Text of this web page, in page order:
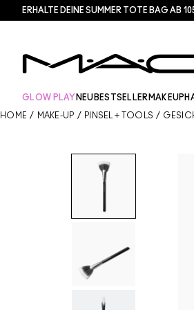
ERHALTE DEINE SUMMER TOTE BAG AB
GLOW PLAY NEU BESTSELLER MAKEUP
HOME / MAKE-UP / PINSEL + TOOLS /